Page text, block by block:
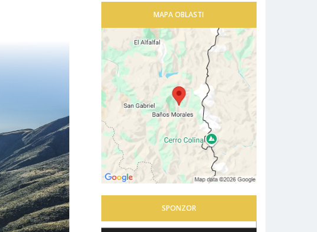
MAPA OBLASTI
SPONZOR